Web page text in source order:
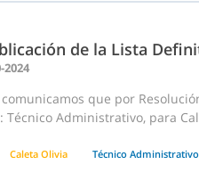
de la Lista
2024
comunicamos que por
Técnico Administrativo, para
Caleta Olivia Técnico Administrativo